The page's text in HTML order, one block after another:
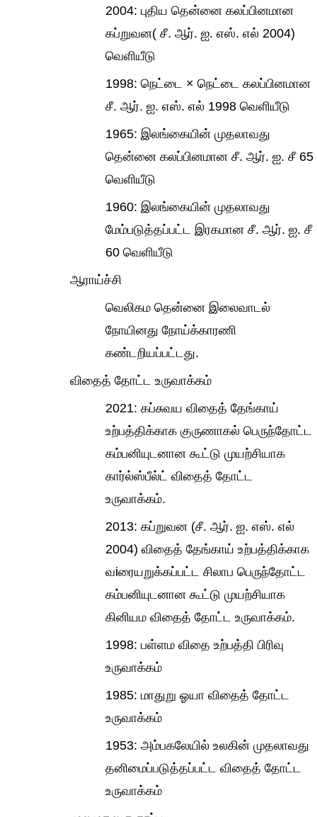
2004: புதிய தென்னை கலப்பினமான
கப்றுவன( சீ. ஆர். ஐ. எஸ். எல் 2004)
வெளியீடு
1998: நெட்டை × நெட்டை கலப்பினமான
சீ. ஆர். ஐ. எஸ். எல் 1998 வெளியீடு
1965: இலங்கையின் முதலாவது
தென்னை கலப்பினமான சீ. ஆர். ஐ. சீ 65
வெளியீடு
1960: இலங்கையின் முதலாவது
மேம்படுத்தப்பட்ட இரகமான சீ. ஆர். ஐ. சீ
60 வெளியீடு
ஆராய்ச்சி
வெலிகம தென்னை இலைவாடல்
நோயினது நோய்க்காரணி
கண்டறியப்பட்டது.
விதைத் தோட்ட உருவாக்கம்
2021: கப்சுவய விதைத் தேங்காய்
உற்பத்திக்காக குருணாகல் பெருந்தோட்ட
கம்பனியுடனான கூட்டு முயற்சியாக
கார்ல்ஸ்பீல்ட் விதைத் தோட்ட
உருவாக்கம்.
2013: கப்றுவன (சீ. ஆர். ஐ. எஸ். எல்
2004) விதைத் தேங்காய் உற்பத்திக்காக
வiரையறுக்கப்பட்ட சிலாப பெருந்தோட்ட
கம்பனியுடனான கூட்டு முயற்சியாக
கினியம விதைத் தோட்ட உருவாக்கம்.
1998: பள்ளம விதை உற்பத்தி பிரிவு
உருவாக்கம்
1985: மாதுறு ஓயா விதைத் தோட்ட
உருவாக்கம்
1953: அம்பகலேயில் உலகின் முதலாவது
தனிமைப்படுத்தப்பட்ட விதைத் தோட்ட
உருவாக்கம்